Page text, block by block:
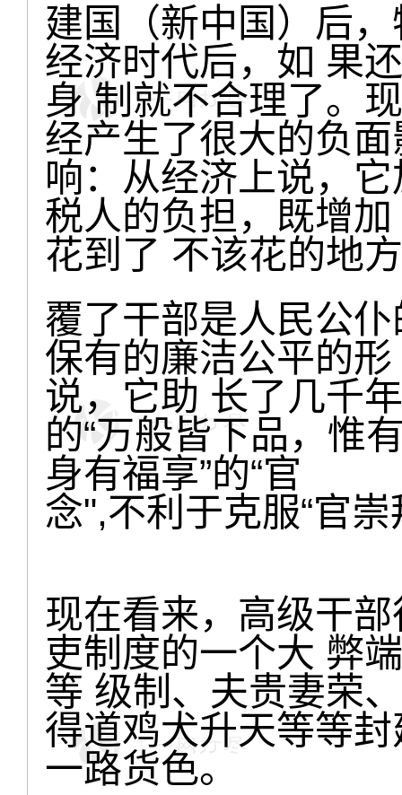
建国（新中国）后
经济时代后，如 果
身 制就不合理了。
经产生了很大的负面
响：从经济上说，
税人的负担，既增
花到了 不该花的地
覆了干部是人民公
保有的廉洁公平的
说，它助 长了几千
的“万般皆下品，惟
身有福享”的“官
念",不利于克服“官
现在看来，高级干
吏制度的一个大 弊
等 级制、夫贵妻荣
得道鸡犬升天等等
一路货色。